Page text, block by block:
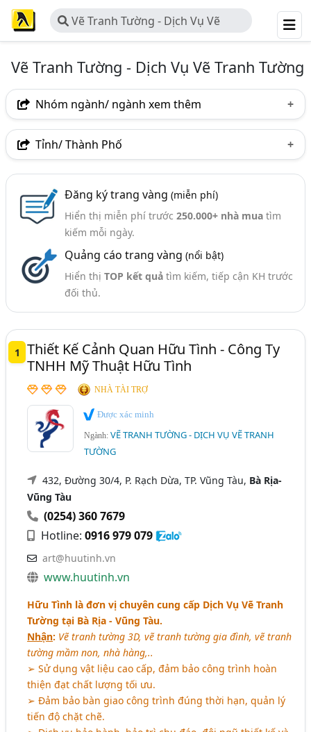
Vẽ Tranh Tường - Dịch Vụ Vẽ
Tranh Tường
Vẽ Tranh Tường - Dịch Vụ Vẽ Tranh Tường
Nhóm ngành/ ngành xem thêm
Ngành nghề
Ngành xem thêm
Tranh - Sản Xuất Và Cung Cấp (222)
Tỉnh/ Thành Phố
Bình Dương
Bà Rịa-Vũng Tàu
TP. Cần Thơ
Vĩnh Phúc
Đăng ký trang vàng (miễn phí)
Hiển thị miễn phí trước 250.000+ nhà muatìm
kiếm mỗi ngày.
Quảng cáo trang vàng (nổi bật)
Hiển thị TOP kết quảtìm kiếm, tiếp cận KH trước
đối thủ.
1
Thiết Kế Cảnh Quan Hữu Tình - Công Ty
TNHH Mỹ Thuật Hữu Tình
NHÀ TÀI TRỢ
Được xác minh
Ngành:VẼ TRANH TƯỜNG - DỊCH VỤ VẼ TRANH
TƯỜNG
432, Đường 30/4, P. Rạch Dừa, TP. Vũng Tàu, Bà Rịa-
Vũng Tàu
(0254) 360 7679
Hotline:0916 979 079
art@huutinh.vn
www.huutinh.vn
Hữu Tình là đơn vị chuyên cung cấp Dịch Vụ Vẽ Tranh
Tường tại Bà Rịa - Vũng Tàu.
Nhận: Vẽ tranh tường 3D, vẽ tranh tường gia đình, vẽ tranh
tường mầm non, nhà hàng,..
➢ Sử dụng vật liệu cao cấp, đảm bảo công trình hoàn
thiện đạt chất lượng tối ưu.
➢ Đảm bảo bàn giao công trình đúng thời hạn, quản lý
tiến độ chặt chẽ.